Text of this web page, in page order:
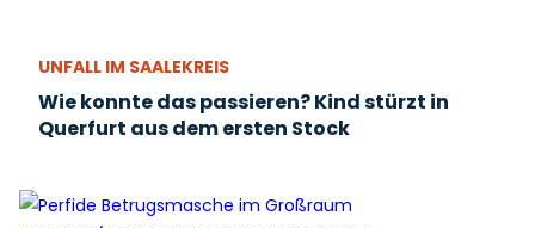
UNFALL IM SAALEKREIS
Wie konnte das passieren? Kind stürzt in
Querfurt aus dem ersten Stock